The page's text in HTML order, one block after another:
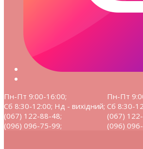
Пн-Пт 9:00-16:00;
Сб 8:30-12:00; Нд - вихідний;
(067) 122-88-48;
(096) 096-75-99;
Пн-Пт
Сб 8:30-
(067)
(096)